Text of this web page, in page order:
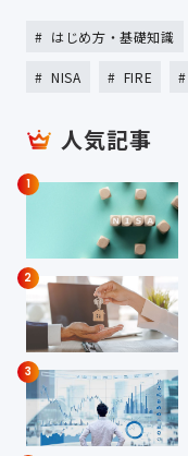
はじめ方・基礎知識
NISA FIRE
人気記事
1
2
3